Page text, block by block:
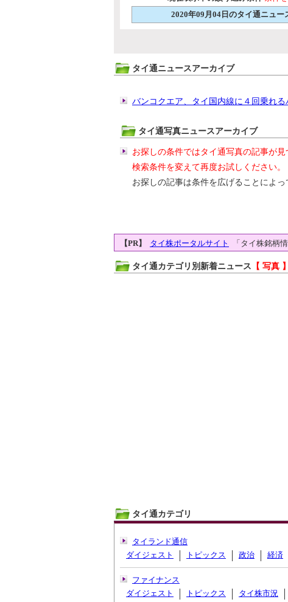
2020年09月04日のタイ通ニュー
タイ通ニュースアーカイブ
バンコクエア、タイ国内線に４回乗れる
タイ通写真ニュースアーカイブ
お探しの条件ではタイ通写真の記事が見
検索条件を変えて再度お試しください。
お探しの記事は条件を広げることによ
【PR】 タイ株ポータルサイト 「タイ株銘柄
タイ通カテゴリ別新着ニュース 【 写真 】
タイ通カテゴリ
タイランド通信
ダイジェスト
トピックス 政治 経済
ファイナンス
ダイジェスト
トピックス タイ株市況